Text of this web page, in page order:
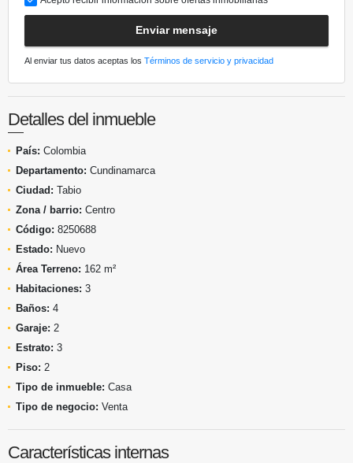
Enviar mensaje
Al enviar tus datos aceptas los Términos de servicio y privacidad
Detalles del inmueble
País: Colombia
Departamento: Cundinamarca
Ciudad: Tabio
Zona / barrio: Centro
Código: 8250688
Estado: Nuevo
Área Terreno: 162 m²
Habitaciones: 3
Baños: 4
Garaje: 2
Estrato: 3
Piso: 2
Tipo de inmueble: Casa
Tipo de negocio: Venta
Características internas